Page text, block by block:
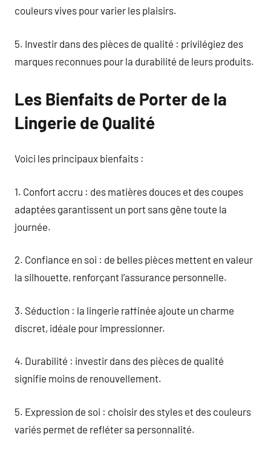
couleurs vives pour varier les plaisirs.
5. Investir dans des pièces de qualité : privilégiez des
marques reconnues pour la durabilité de leurs produits.
Les Bienfaits de Porter de la
Lingerie de Qualité
Voici les principaux bienfaits :
1. Confort accru : des matières douces et des coupes
adaptées garantissent un port sans gêne toute la
journée.
2. Confiance en soi : de belles pièces mettent en valeur
la silhouette, renforçant l’assurance personnelle.
3. Séduction : la lingerie raffinée ajoute un charme
discret, idéale pour impressionner.
4. Durabilité : investir dans des pièces de qualité
signifie moins de renouvellement.
5. Expression de soi : choisir des styles et des couleurs
variés permet de refléter sa personnalité.